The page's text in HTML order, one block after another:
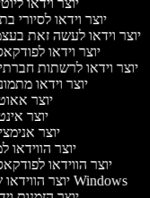
יוצר וידאו
יוצר וידאו לסיורי
יוצר וידאו לעשה זאת
יוצר וידאו
יוצר וידאו לרשתות
יוצר וידאו
יוצר
יוצר
יוצר
יוצר הווידאו
יוצר הווידאו
יוצר הווידאו של Windows